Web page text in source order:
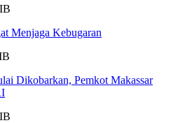
Menjaga Kebugaran
Dikobarkan, Pemkot Makassar